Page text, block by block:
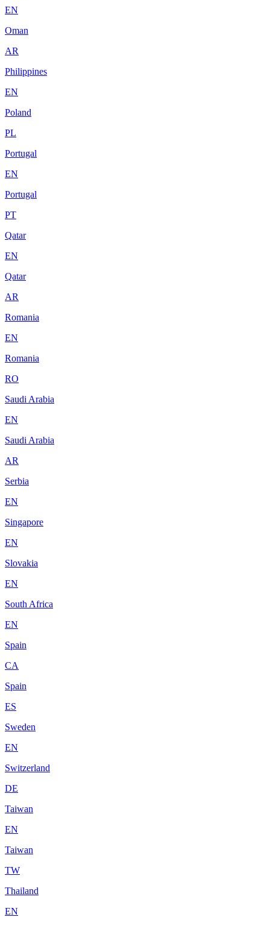
EN
Oman
AR
Philippines
EN
Poland
PL
Portugal
EN
Portugal
PT
Qatar
EN
Qatar
AR
Romania
EN
Romania
RO
Saudi Arabia
EN
Saudi Arabia
AR
Serbia
EN
Singapore
EN
Slovakia
EN
South Africa
EN
Spain
CA
Spain
ES
Sweden
EN
Switzerland
DE
Taiwan
EN
Taiwan
TW
Thailand
EN